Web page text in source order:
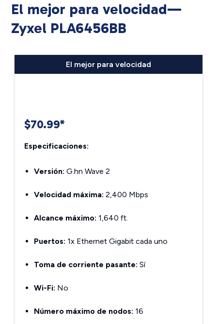
El mejor para velocidad—
Zyxel PLA6456BB
El mejor para velocidad
$70.99*
Especificaciones:
Versión: G.hn Wave 2
Velocidad máxima: 2,400 Mbps
Alcance máximo: 1,640 ft.
Puertos: 1x Ethernet Gigabit cada uno
Toma de corriente pasante: Sí
Wi-Fi: No
Número máximo de nodos: 16